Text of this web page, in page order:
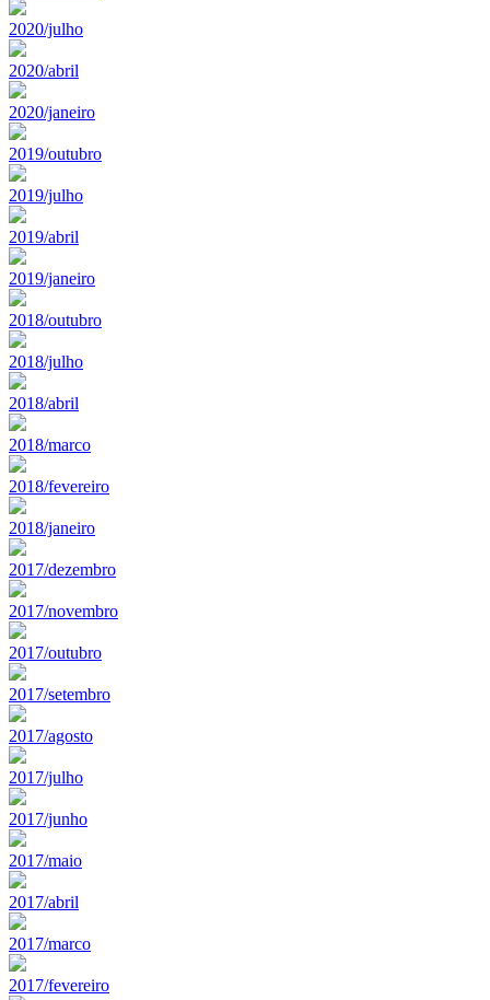
2020/julho
2020/abril
2020/janeiro
2019/outubro
2019/julho
2019/abril
2019/janeiro
2018/outubro
2018/julho
2018/abril
2018/marco
2018/fevereiro
2018/janeiro
2017/dezembro
2017/novembro
2017/outubro
2017/setembro
2017/agosto
2017/julho
2017/junho
2017/maio
2017/abril
2017/marco
2017/fevereiro